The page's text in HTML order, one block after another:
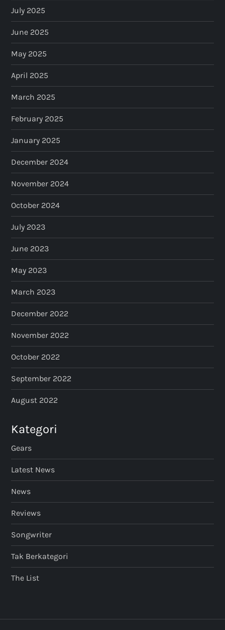
July 2025
June 2025
May 2025
April 2025
March 2025
February 2025
January 2025
December 2024
November 2024
October 2024
July 2023
June 2023
May 2023
March 2023
December 2022
November 2022
October 2022
September 2022
August 2022
Kategori
Gears
Latest News
News
Reviews
Songwriter
Tak Berkategori
The List